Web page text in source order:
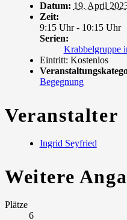
Datum: 19. April
Zeit:
9:15 Uhr - 10:15 Uhr
Serien:
Krabbelgruppe
Eintritt: Kostenlos
Begegnung
Veranstalter
Ingrid Seyfried
Weitere
Plätze
6